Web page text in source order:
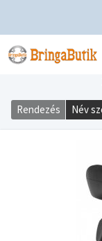
Rendezés Név